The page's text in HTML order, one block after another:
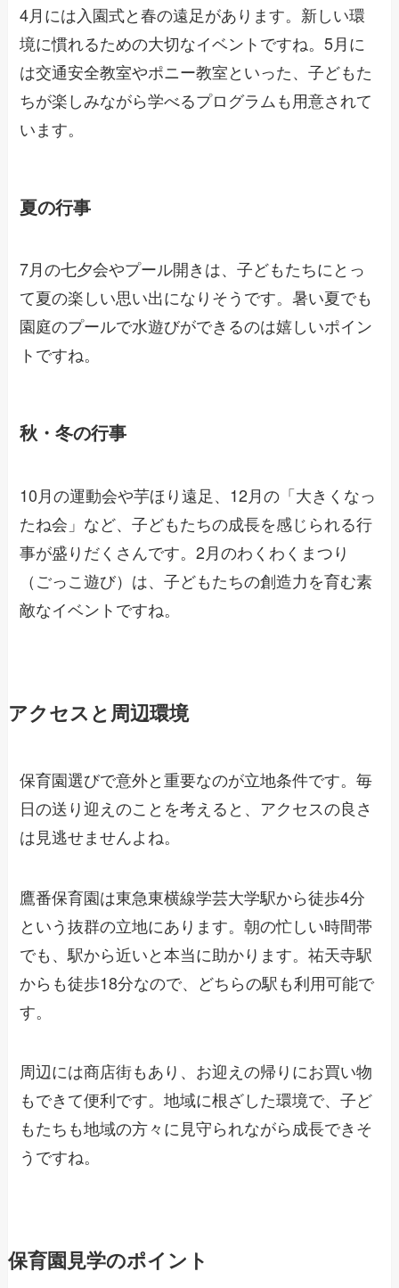
4月には入園式と春の遠足があります。新しい環
境に慣れるための大切なイベントですね。5月に
は交通安全教室やポニー教室といった、子どもた
ちが楽しみながら学べるプログラムも用意されて
います。
夏の行事
7月の七夕会やプール開きは、子どもたちにとっ
て夏の楽しい思い出になりそうです。暑い夏でも
園庭のプールで水遊びができるのは嬉しいポイン
トですね。
秋・冬の行事
10月の運動会や芋ほり遠足、12月の「大きくなっ
たね会」など、子どもたちの成長を感じられる行
事が盛りだくさんです。2月のわくわくまつり
（ごっこ遊び）は、子どもたちの創造力を育む素
敵なイベントですね。
アクセスと周辺環境
保育園選びで意外と重要なのが立地条件です。毎
日の送り迎えのことを考えると、アクセスの良さ
は見逃せませんよね。
鷹番保育園は東急東横線学芸大学駅から徒歩4分
という抜群の立地にあります。朝の忙しい時間帯
でも、駅から近いと本当に助かります。祐天寺駅
からも徒歩18分なので、どちらの駅も利用可能で
す。
周辺には商店街もあり、お迎えの帰りにお買い物
もできて便利です。地域に根ざした環境で、子ど
もたちも地域の方々に見守られながら成長できそ
うですね。
保育園見学のポイント